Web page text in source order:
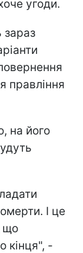
угоди.
зараз
правління
на його
І це
що
кінця", -